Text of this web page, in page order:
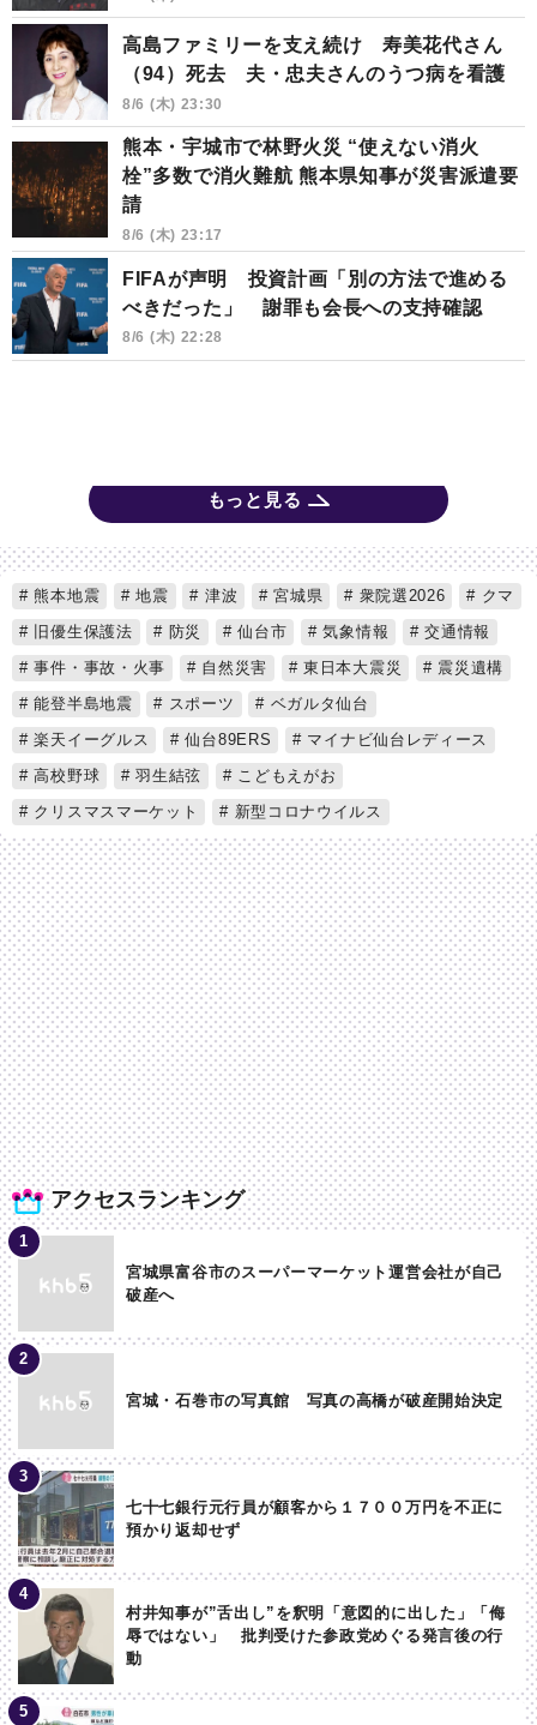
高島ファミリーを支え続け 寿美花代さん
（94）死去 夫・忠夫さんのうつ病を看護
8/6 (木) 23:30
熊本・宇城市で林野火災 “使えない消火
栓”多数で消火難航 熊本県知事が災害派遣要
請
8/6 (木) 23:17
FIFAが声明 投資計画「別の方法で進める
べきだった」 謝罪も会長への支持確認
8/6 (木) 22:28
もっと見る
アクセスランキング
宮城県富谷市のスーパーマーケット運営会社が自己
破産へ
宮城・石巻市の写真館 写真の高橋が破産開始決定
七十七銀行元行員が顧客から１７００万円を不正に
預かり返却せず
村井知事が”舌出し”を釈明「意図的に出した」「侮
辱ではない」 批判受けた参政党めぐる発言後の行
動
熊本地震 地震 津波 宮城県 衆院選2026
クマ
旧優生保護法
防災 仙台市 気象情報
交通情報
事件・事故・火事
自然災害 東日本大震災
震災遺構
能登半島地震
スポーツ
ベガルタ仙台
楽天イーグルス
仙台89ERS
マイナビ仙台レディース
高校野球
羽生結弦
こどもえがお
クリスマスマーケット
新型コロナウイルス